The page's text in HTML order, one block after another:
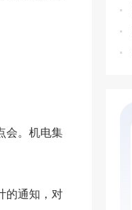
会。机电集
的通知，对